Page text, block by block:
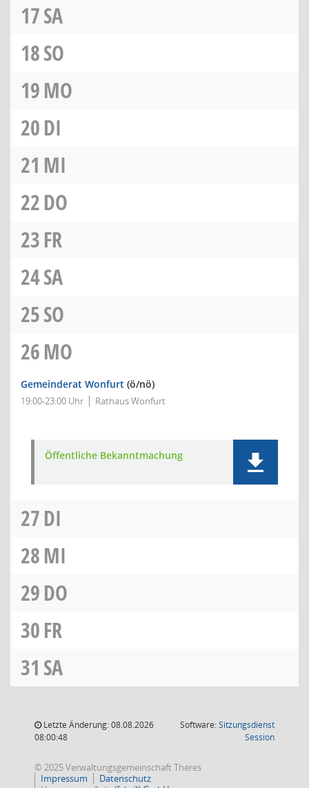
17SA
18SO
19MO
20DI
21 MI
22DO
23FR
24SA
25SO
26MO
Gemeinderat Wonfurt (ö/nö)
19:00-23:00 Uhr Rathaus Wonfurt
Öffentliche Bekanntmachung
27DI
28MI
29DO
30FR
31 SA
Letzte Änderung: 08.08.2026
08:00:48
Software:Sitzungsdienst
Session(Wird in
© 2025 Verwaltungsgemeinschaft Theres
Impressum
Datenschutz